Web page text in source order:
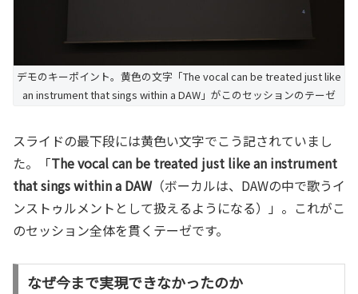
デモのキーポイント。黄色の文字「The vocal can be treated just like
an instrument that sings within a DAW」がこのセッションのテーゼ
スライドの最下段には黄色い文字でこう記されていまし
た。「The vocal can be treated just like an instrument
that sings within a DAW（ボーカルは、DAWの中で歌うイ
ンストゥルメントとして扱えるようになる）」。これがこ
のセッション全体を貫くテーゼです。
なぜ今まで実現できなかったのか